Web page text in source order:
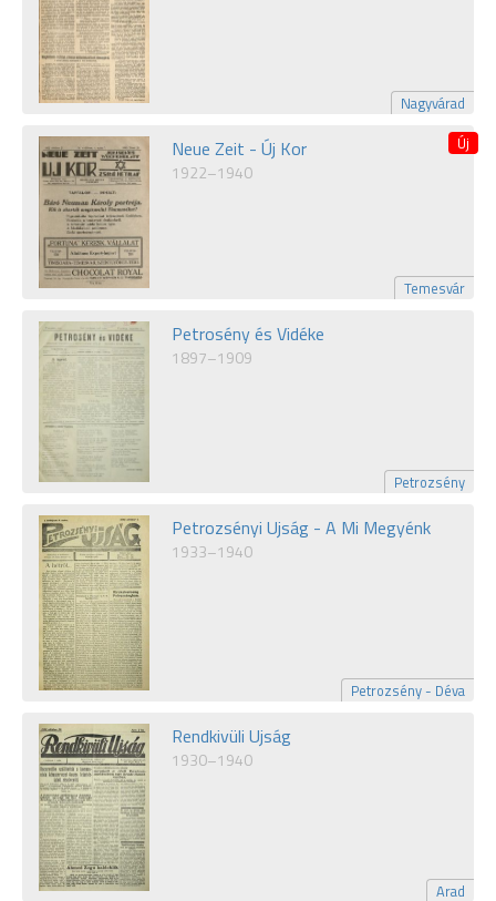
Nagyvárad
Neue Zeit - Új Kor
1922–1940
Temesvár
Petrosény és Vidéke
1897–1909
Petrozsény
Petrozsényi Ujság - A Mi Megyénk
1933–1940
Petrozsény - Déva
Rendkivüli Ujság
1930–1940
Arad